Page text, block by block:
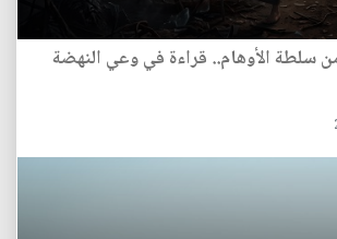
سلطة الأوهام.. قراءة في وعي النهضة